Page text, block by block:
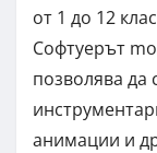
от 1 до 12
Софтуерът
позволява да
анимации и